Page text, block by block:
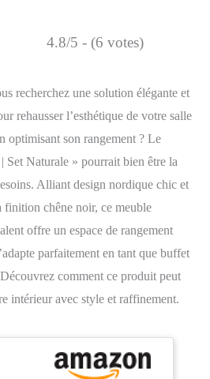
4.8/5 - (6 votes)
recherchez une solution élégante et
rehausser l’esthétique de votre salle
optimisant son rangement ? Le
Set Naturale » pourrait bien être la
Alliant design nordique chic et
finition chêne noir, ce meuble
offre un espace de rangement
parfaitement en tant que buffet
comment ce produit peut
intérieur avec style et raffinement.